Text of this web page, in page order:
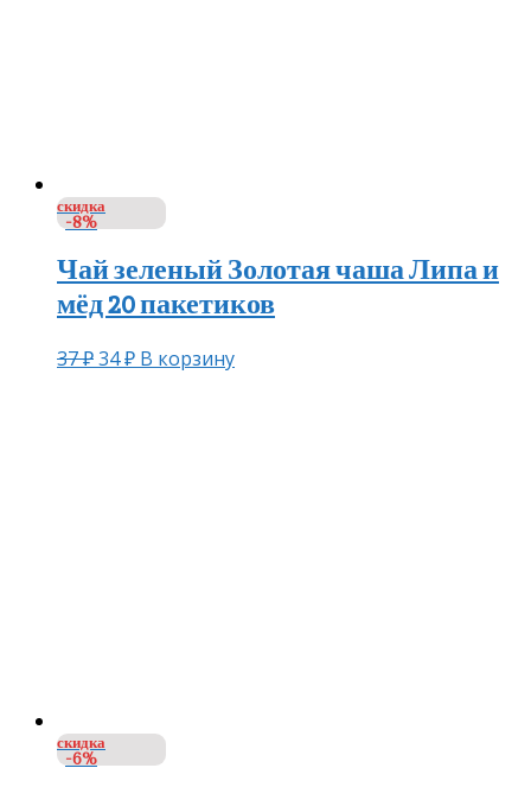
скидка
-8%
Чай зеленый Золотая чаша Липа и
мёд 20 пакетиков
37₽34₽ В корзину
скидка
-6%